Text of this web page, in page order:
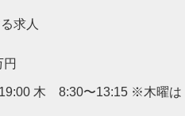
求人
木 8:30〜13:15 ※木曜は